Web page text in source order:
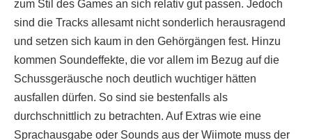
zum Stil des Games an sich relativ gut passen. Jedoch
sind die Tracks allesamt nicht sonderlich herausragend
und setzen sich kaum in den Gehörgängen fest. Hinzu
kommen Soundeffekte, die vor allem im Bezug auf die
Schussgeräusche noch deutlich wuchtiger hätten
ausfallen dürfen. So sind sie bestenfalls als
durchschnittlich zu betrachten. Auf Extras wie eine
Sprachausgabe oder Sounds aus der Wiimote muss der